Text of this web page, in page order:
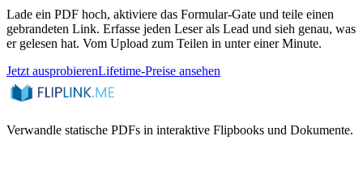
Lade ein PDF hoch, aktiviere das Formular-Gate und teile einen
gebrandeten Link. Erfasse jeden Leser als Lead und sieh genau, was
er gelesen hat. Vom Upload zum Teilen in unter einer Minute.
Jetzt ausprobierenLifetime-Preise ansehen
Verwandle statische PDFs in interaktive Flipbooks und Dokumente.